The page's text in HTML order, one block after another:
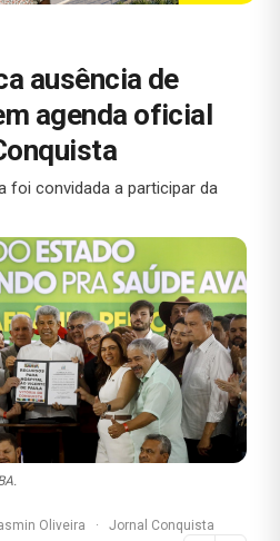
ausência de
agenda oficial
foi convidada a participar da
Oliveira · Jornal Conquista